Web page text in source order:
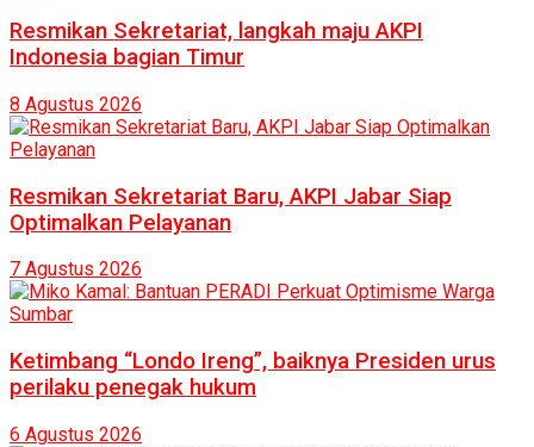
Resmikan Sekretariat, langkah maju AKPI
Indonesia bagian Timur
8 Agustus 2026
Resmikan Sekretariat Baru, AKPI Jabar Siap
Optimalkan Pelayanan
7 Agustus 2026
Ketimbang “Londo Ireng”, baiknya Presiden urus
perilaku penegak hukum
6 Agustus 2026